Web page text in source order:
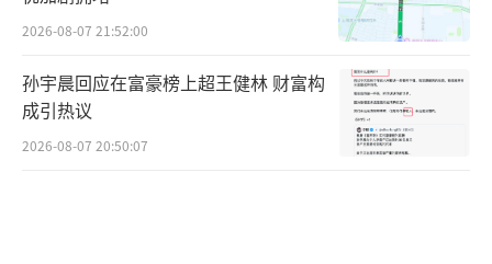
2026-08-07 21:52:00
孙宇晨回应在富豪榜上超王健林 财富构
成引热议
2026-08-07 20:50:07